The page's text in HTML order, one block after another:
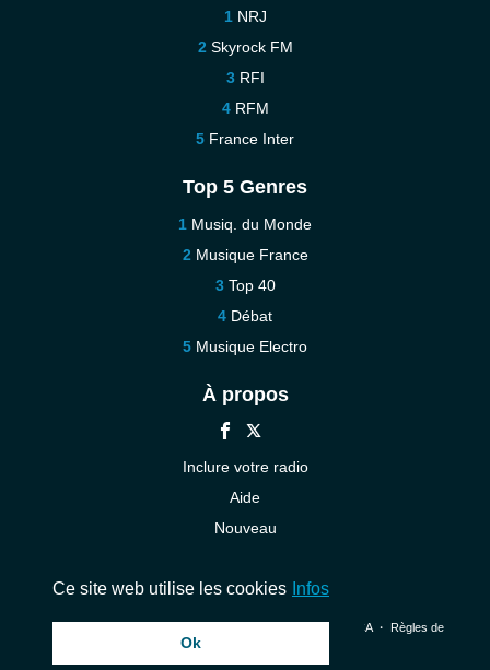
NRJ
Skyrock FM
RFI
RFM
France Inter
Top 5 Genres
Musiq. du Monde
Musique France
Top 40
Débat
Musique Electro
À propos
Inclure votre radio
Aide
Nouveau
DMCA・ Règles de
Ce site web utilise les cookies Infos
Ok